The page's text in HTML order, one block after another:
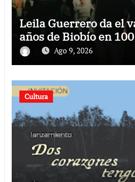
Leila Guerrero da el
años de Biobío en
Ago 9, 2026
Cultura